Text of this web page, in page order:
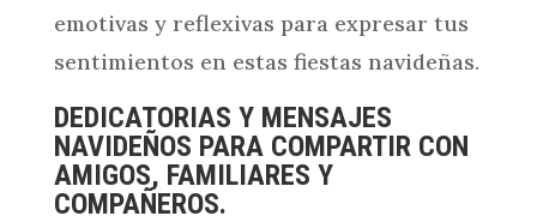
emotivas y reflexivas para expresar tus
sentimientos en estas fiestas navideñas.
DEDICATORIAS Y MENSAJES
NAVIDEÑOS PARA COMPARTIRCON
AMIGOS, FAMILIARES Y
COMPAÑEROS.